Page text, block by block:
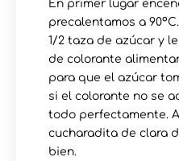
En primer lugar
precalentamos a
1/2 taza de azúcar y
de colorante
para que el azúcar
si el colorante no se
todo perfectamente.
cucharadita de clara
bien.